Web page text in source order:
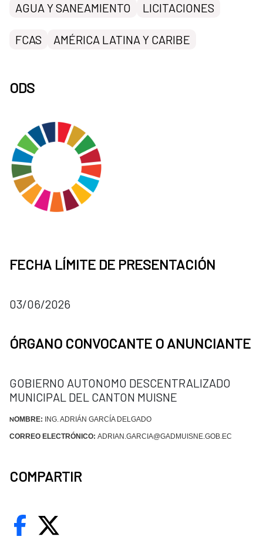
AGUA Y SANEAMIENTO LICITACIONES
FCAS AMÉRICA LATINA Y CARIBE
ODS
FECHA LÍMITE DE PRESENTACIÓN
03/06/2026
ÓRGANO CONVOCANTE O ANUNCIANTE
GOBIERNO AUTONOMO DESCENTRALIZADO
MUNICIPAL DEL CANTON MUISNE
NOMBRE: ING. ADRIÁN GARCÍA DELGADO
CORREO ELECTRÓNICO: ADRIAN.GARCIA@GADMUISNE.GOB.EC
COMPARTIR